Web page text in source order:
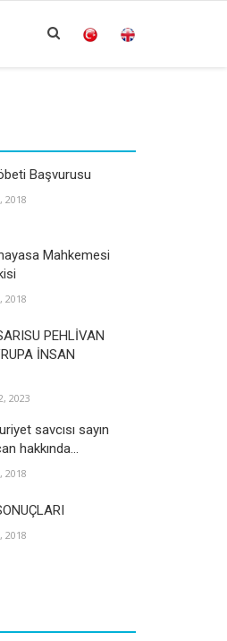
Başvurusu
2018
Mahkemesi
2018
PEHLİVAN
İNSAN
2023
savcısı sayın
hakkında...
2018
2018